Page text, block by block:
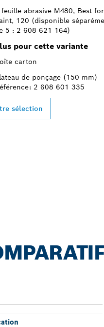
feuille abrasive M480, Best
120 (disponible
5 : 2 608 621 164)
pour cette variante
carton
de ponçage (150 mm)
2 608 601 335
sélection